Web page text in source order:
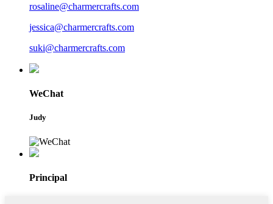
rosaline@charmercrafts.com
jessica@charmercrafts.com
suki@charmercrafts.com
WeChat
Judy
Principal